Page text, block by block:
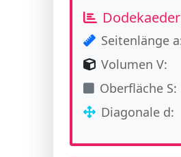
Seitenlänge
Volumen V:
Oberfläche S:
Diagonale d: